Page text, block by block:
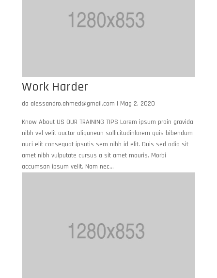
Work Harder
da alessandro.ahmed@gmail.com | Mag 2, 2020
Know About US OUR TRAINING TIPS Lorem ipsum proin gravida
nibh vel velit auctor aliqunean sollicitudinlorem quis bibendum
auci elit consequat ipsutis sem nibh id elit. Duis sed odio sit
amet nibh vulputate cursus a sit amet mauris. Morbi
accumsan ipsum velit. Nam nec...